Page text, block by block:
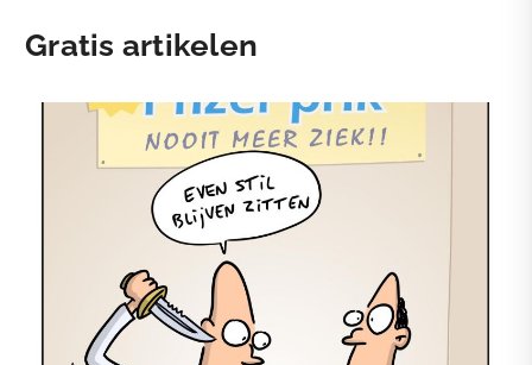
Gratis artikelen